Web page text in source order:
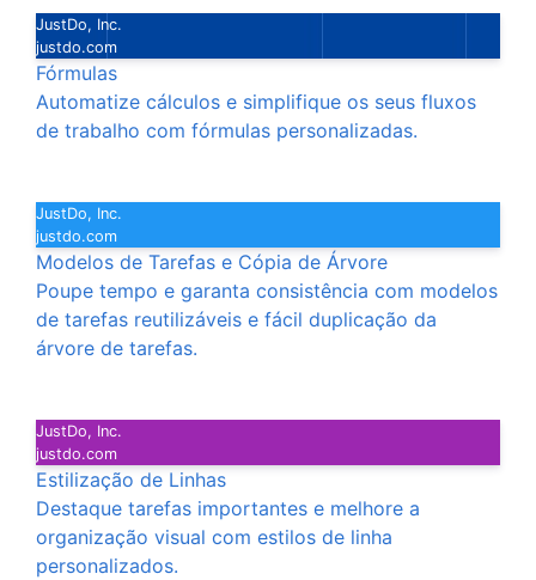
JustDo, Inc.
justdo.com
Fórmulas
Automatize cálculos e simplifique os seus fluxos
de trabalho com fórmulas personalizadas.
JustDo, Inc.
justdo.com
Modelos de Tarefas e Cópia de Árvore
Poupe tempo e garanta consistência com modelos
de tarefas reutilizáveis e fácil duplicação da
árvore de tarefas.
JustDo, Inc.
justdo.com
Estilização de Linhas
Destaque tarefas importantes e melhore a
organização visual com estilos de linha
personalizados.